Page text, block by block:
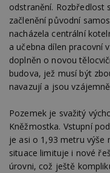
odstranění. Rozbředlost
začlenění původní
nacházela centrální
a učebna dílen pracovní
doplněn o novou
budova, jež musí být
navazují a jsou
Pozemek je svažitý
Kněžmostka. Vstupní
je asi o 1,93 metru
situace limituje i nové
úrovni, což ještě